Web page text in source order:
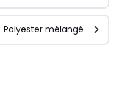
Polyester mélangé